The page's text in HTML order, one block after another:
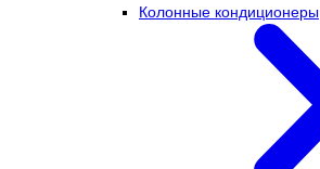
Колонные кондиционеры